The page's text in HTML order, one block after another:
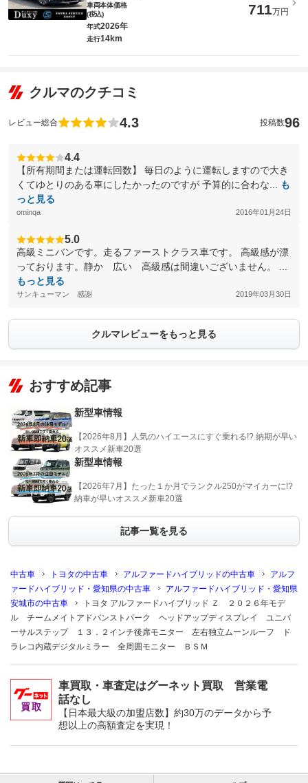
車両本体価格
(税込)
711万円
年式2026年
走行14km
クルマのクチコミ
レビュー総合 4.3 投稿数96
4.4
【所有期間または運転回数】 毎日のように運転しますので大き
くてゆとりのある車にしたかったのですが 予算的に合わな...
も
っと見る
ominqa 2016年01月24日
5.0
高級ミニバンです。走るファーストクラス車です。 高級感が漂
っております。静か 広い 高級感は間違いございません。 ...
もっと見る
サンキューマン 感謝 2019年03月30日
クルマレビューをもっと見る
おすすめ記事
新型車情報
【2026年8月】人気のハイエースにすぐ乗れる!? 納期が早い
オススメ新車20選
新型車情報
【2026年7月】たった１か月でランクル250がマイカーに!?
納車が早いオススメ新車20選
記事一覧を見る
中古車 トヨタの中古車 アルファードハイブリッドの中古車
アルフ
ァードハイブリッド・愛知県の中古車
アルファードハイブリッド・愛知県
安城市の中古車
トヨタ アルファードハイブリッド Ｚ ２０２６年モデ
ル チームメイトアドバンストパーク ヘッドアップディスプレイ ユニバ
ーサルステップ １３．２インチ後席モニター 左右独立ムーンルーフ ド
ラレコ内蔵デジタルミラー 全周囲モニター ＢＳＭ
車買取・車査定はグーネット買取 営業電
話なし
【日本最大級の加盟店数】約30万のデータから予
想以上の高額査定を実現！